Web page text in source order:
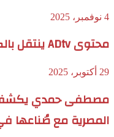
4 نوفمبر، 2025
محتوى ADtv ينتقل بالكامل إلى تطبيق ستارزبلاي
29 أكتوبر، 2025
مصطفى حمدي يكشف
المصرية مع